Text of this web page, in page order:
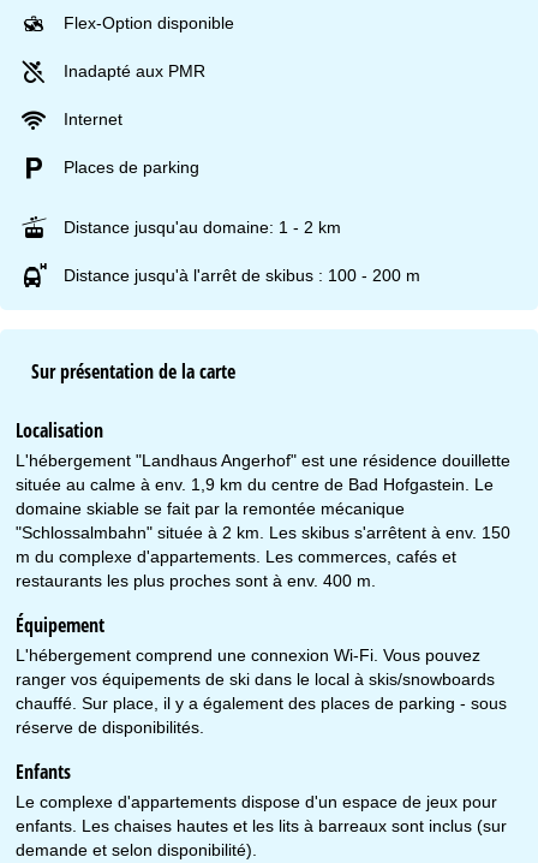
Flex-Option disponible
Inadapté aux PMR
Internet
Places de parking
Distance jusqu'au domaine: 1 - 2 km
Distance jusqu'à l'arrêt de skibus : 100 - 200 m
Sur présentation de la carte
Localisation
L'hébergement "Landhaus Angerhof" est une résidence douillette
située au calme à env. 1,9 km du centre de Bad Hofgastein. Le
domaine skiable se fait par la remontée mécanique
"Schlossalmbahn" située à 2 km. Les skibus s'arrêtent à env. 150
m du complexe d'appartements. Les commerces, cafés et
restaurants les plus proches sont à env. 400 m.
Équipement
L'hébergement comprend une connexion Wi-Fi. Vous pouvez
ranger vos équipements de ski dans le local à skis/snowboards
chauffé. Sur place, il y a également des places de parking - sous
réserve de disponibilités.
Enfants
Le complexe d'appartements dispose d'un espace de jeux pour
enfants. Les chaises hautes et les lits à barreaux sont inclus (sur
demande et selon disponibilité).